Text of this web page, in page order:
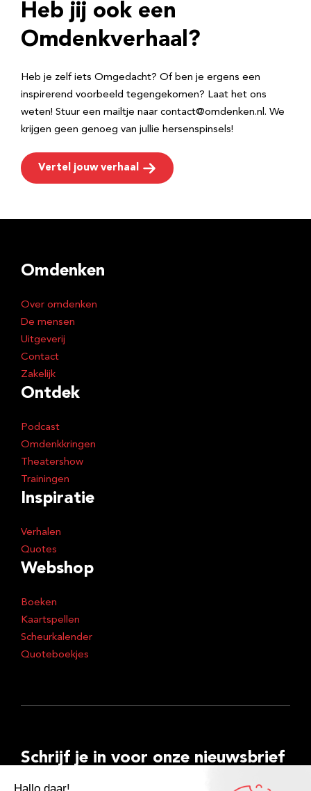
r
e
Heb jij ook een
Omdenkverhaal?
Heb je zelf iets Omgedacht? Of ben je ergens een
inspirerend voorbeeld tegengekomen? Laat het ons
weten! Stuur een mailtje naar contact@omdenken.nl. We
krijgen geen genoeg van jullie hersenspinsels!
Vertel jouw verhaal
Omdenken
Over omdenken
De mensen
Uitgeverij
Contact
Zakelijk
Ontdek
Podcast
Omdenkkringen
Theatershow
Trainingen
Inspiratie
Verhalen
Quotes
Webshop
Boeken
Kaartspellen
Scheurkalender
Quoteboekjes
Schrijf je in voor onze nieuwsbrief